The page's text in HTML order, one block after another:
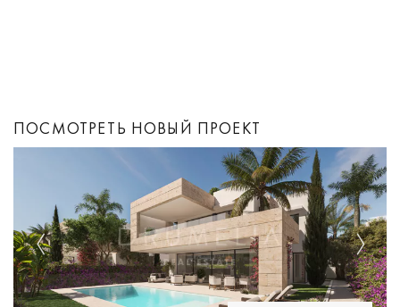
ПОСМОТРЕТЬ НОВЫЙ ПРОЕКТ
Previous Next